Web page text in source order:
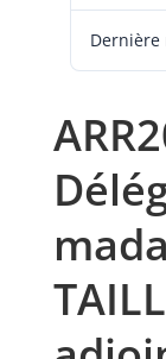
Dernière